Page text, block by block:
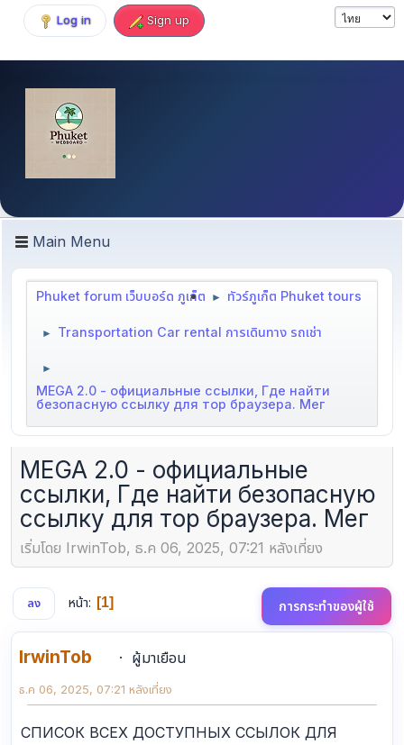
Log in Sign up
Main Menu
Phuket forum เว็บบอร์ด ภูเก็ต ► ทัวร์ภูเก็ต Phuket tours
► Transportation Car rental การเดินทาง รถเช่า
►
MEGA 2.0 - официальные ссылки, Где найти
безопасную ссылку для тор браузера. Мег
MEGA 2.0 - официальные
ссылки, Где найти безопасную
ссылку для тор браузера. Мег
เริ่มโดย IrwinTob, ธ.ค 06, 2025, 07:21 หลังเที่ยง
ลง หน้า 1 การกระทำของผู้ใช้
IrwinTob ผู้มาเยือน
ธ.ค 06, 2025, 07:21 หลังเที่ยง
СПИСОК ВСЕХ ДОСТУПНЫХ ССЫЛОК ДЛЯ